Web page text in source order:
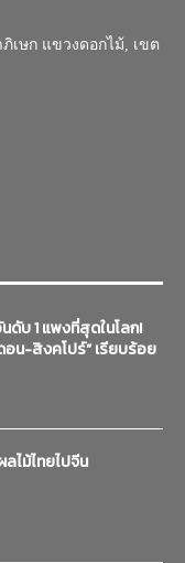
เษก แขวงดอกไม้, เขต
ดับ 1 แพงที่สุดในโลก!
อน-สิงคโปร์” เรียบร้อย
ไม้ไทยไปจีน